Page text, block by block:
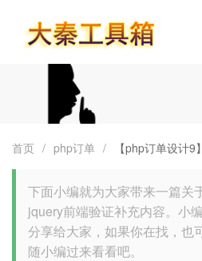
首页 / php订单 / 【php订单设计
下面小编就为大家带来一篇关
jquery前端验证补充内容。小
分享给大家，如果你在找，也
随小编过来看看吧。